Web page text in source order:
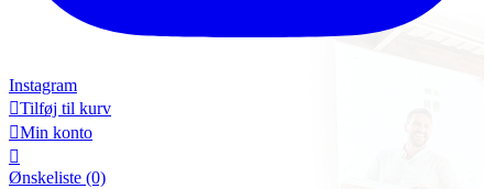
Instagram
Tilføj til kurv
Min konto

Ønskeliste (0)